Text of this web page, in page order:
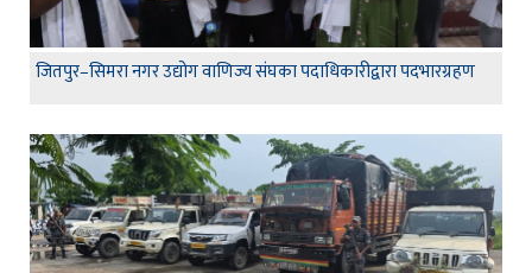
जितपुर–सिमरा नगर उद्योग वाणिज्य संघका पदाधिकारीद्वारा पदभारग्रहण